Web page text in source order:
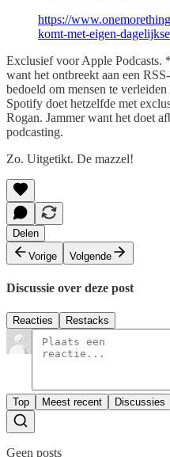
https://
komt-met-eigen-
Exclusief voor Apple Podcasts.
want het ontbreekt aan een
bedoeld om mensen te
Spotify doet hetzelfde met
Rogan. Jammer want het doet
podcasting.
Zo. Uitgetikt. De mazzel!
Delen
Vorige
Volgende
Discussie over deze post
Reacties Restacks
Top Meest recent Discussies
Geen posts